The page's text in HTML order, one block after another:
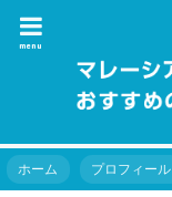
menu
ホーム プロフィール